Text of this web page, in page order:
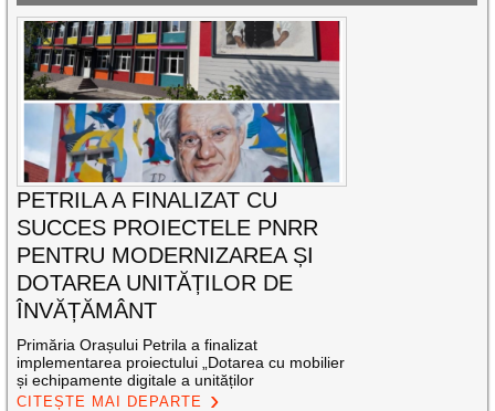
PETRILA A FINALIZAT CU
SUCCES PROIECTELE PNRR
PENTRU MODERNIZAREA ȘI
DOTAREA UNITĂȚILOR DE
ÎNVĂȚĂMÂNT
Primăria Orașului Petrila a finalizat
implementarea proiectului „Dotarea cu mobilier
și echipamente digitale a unităților
CITEȘTE MAI DEPARTE